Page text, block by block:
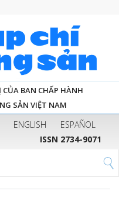
BAN CHẤP HÀNH
SẢN VIỆT NAM
ENGLISH
ESPAÑOL
ISSN 2734-9071